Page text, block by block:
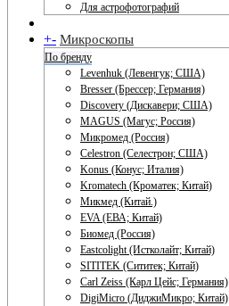
Для астрофотографий
+- Микроскопы
По бренду
Levenhuk (Левенгук; США)
Bresser (Брессер; Германия)
Discovery (Дискавери; США)
MAGUS (Магус; Россия)
Микромед (Россия)
Celestron (Селестрон; США)
Konus (Конус; Италия)
Kromatech (Кроматек; Китай)
Микмед (Китай.)
EVA (ЕВА; Китай)
Биомед (Россия)
Eastcolight (Истколайт; Китай)
SITITEK (Сититек; Китай)
Carl Zeiss (Карл Цейс; Германия)
DigiMicro (ДиджиМикро; Китай)